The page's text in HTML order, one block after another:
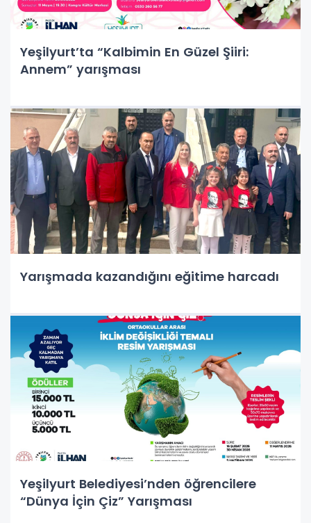
Yeşilyurt’ta “Kalbimin En Güzel Şiiri:
Annem” yarışması
Yarışmada kazandığını eğitime harcadı
Yeşilyurt Belediyesi’nden öğrencilere
“Dünya İçin Çiz” Yarışması